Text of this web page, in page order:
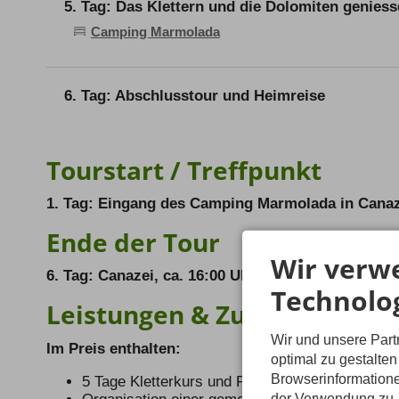
bietet elegante und genussvolle Kletterei im 4.
Der Bergführer ist immer zur Stelle wenn s mal
5. Tag: Das Klettern und die Dolomiten
Camping Marmolada
6. Tag: Abschlusstour und Heimreise
und die Route planst und findest!
Nach der Tour haben wir bestimmt noch Zeit für
Tage, denn in den Dolomiten gehen einem die
Tourstart / Treffpunkt
1. Tag: Eingang des Camping Marmolada in
Ende der Tour
6. Tag: Canazei, ca. 16:00 Uhr
Leistungen & Zusatzkosten
Im Preis enthalten:
5 Tage Kletterkurs und Führung mit Bergführer
Wir
Wir und unsere
optimal zu